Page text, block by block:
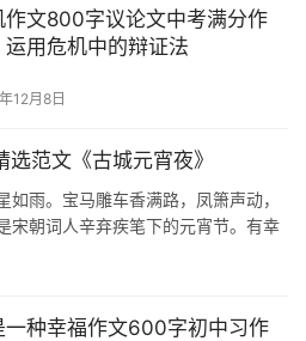
作文800字议论文中考满分作
运用危机中的辩证法
12月8日
范文《古城元宵夜》
如雨。宝马雕车香满路，凤箫声动，
宋朝词人辛弃疾笔下的元宵节。有幸
一种幸福作文600字初中习作